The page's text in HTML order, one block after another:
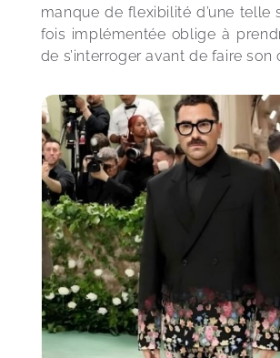
manque de flexibilité d’une telle
fois implémentée oblige à
de s’interroger avant de faire son